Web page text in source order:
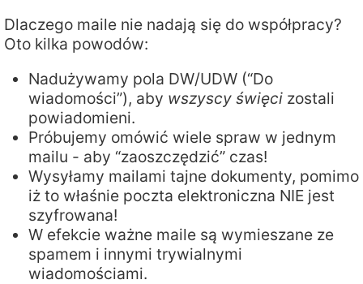
Dlaczego maile nie nadają się do współpracy?
Oto kilka powodów:
Nadużywamy pola DW/UDW (“Do
wiadomości”), aby wszyscy święci zostali
powiadomieni.
Próbujemy omówić wiele spraw w jednym
mailu - aby “zaoszczędzić” czas!
Wysyłamy mailami tajne dokumenty, pomimo
iż to właśnie poczta elektroniczna NIE jest
szyfrowana!
W efekcie ważne maile są wymieszane ze
spamem i innymi trywialnymi
wiadomościami.